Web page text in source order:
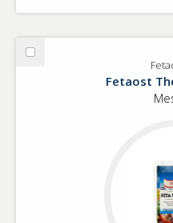
Välj
Fetaost